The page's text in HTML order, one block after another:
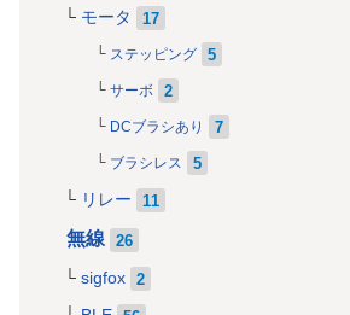
モータ 17
ステッピング 5
サーボ 2
DCブラシあり 7
ブラシレス 5
リレー 11
無線 26
sigfox 2